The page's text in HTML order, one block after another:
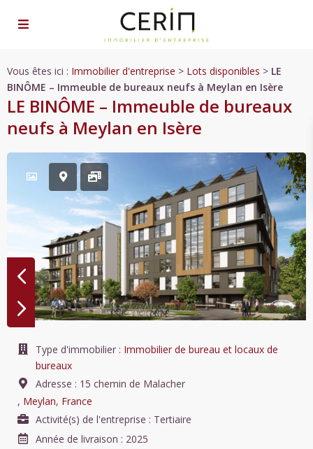
Vous êtes ici : Immobilier d'entreprise > Lots disponibles > LE
BINÔME – Immeuble de bureaux neufs à Meylan en Isère
LE BINÔME – Immeuble de bureaux
neufs à Meylan en Isère
Previous
Previous
Type d'immobilier : Immobilier de bureau et locaux de
bureaux
Adresse : 15 chemin de Malacher
, Meylan, France
Activité(s) de l'entreprise : Tertiaire
Année de livraison : 2025